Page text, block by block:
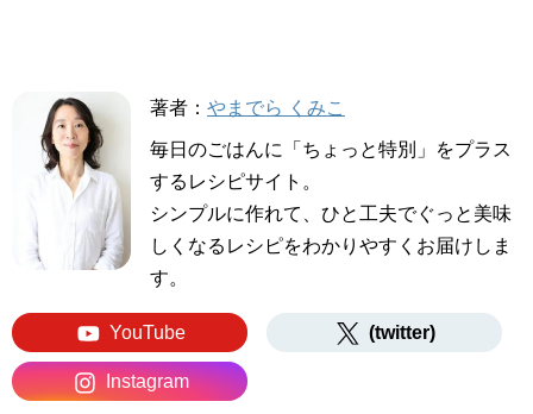
著者： やまでら くみこ
毎日のごはんに「ちょっと特別」をプラス
するレシピサイト。
シンプルに作れて、ひと工夫でぐっと美味
しくなるレシピをわかりやすくお届けしま
す。
YouTube (twitter)
Instagram